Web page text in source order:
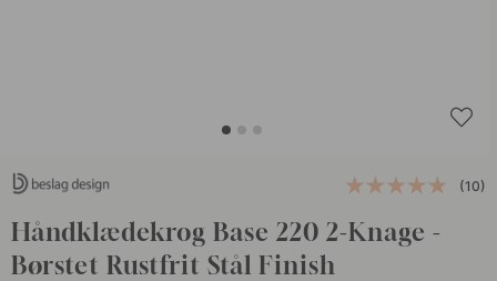
(10)
Håndklædekrog Base 220 2-Knage -
Børstet Rustfrit Stål Finish